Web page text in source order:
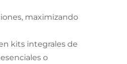
maximizando
kits integrales de
o